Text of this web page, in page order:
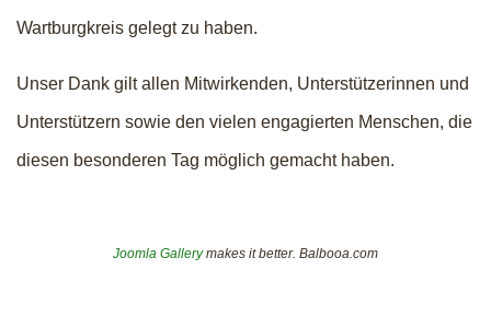
Wartburgkreis gelegt zu haben.
Unser Dank gilt allen Mitwirkenden, Unterstützerinnen und
Unterstützern sowie den vielen engagierten Menschen, die
diesen besonderen Tag möglich gemacht haben.
Joomla Gallerymakes it better. Balbooa.com